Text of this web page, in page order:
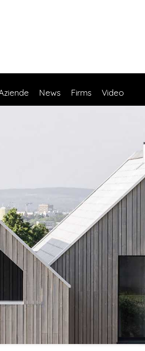
News Firms Video